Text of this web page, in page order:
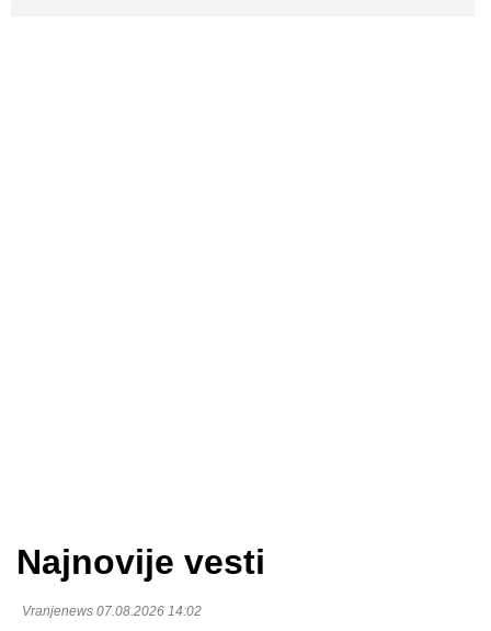
Najnovije vesti
Vranjenews 07.08.2026 14:02